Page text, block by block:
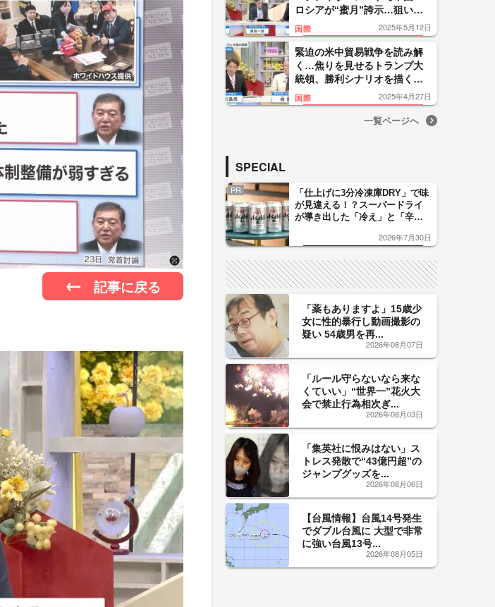
記事に戻る
ロシアが“蜜月”誇示…狙いと
ウクライナ情勢への影響
国際 2025年5月12日
緊迫の米中貿易戦争を読み解
く…焦りを見せるトランプ大
統領、勝利シナリオを描く中
国
国際 2025年4月27日
一覧ページへ
SPECIAL
PR
「仕上げに3分冷凍庫DRY」で味
が見違える！？スーパードライ
が導き出した「冷え」と「辛
した「辛口カーブ」が飲み頃の
2026年7月30日
「薬もありますよ」15歳少
女に性的暴行し動画撮影の
疑い 54歳男を再...
2026年08月07日
「ルール守らないなら来な
くていい」“世界一”花火大
会で禁止行為相次ぎ...
2026年08月03日
「集英社に恨みはない」ス
トレス発散で“43億円超”の
ジャンプグッズを...
2026年08月06日
【台風情報】台風14号発生
でダブル台風に 大型で非常
に強い台風13号...
2026年08月05日